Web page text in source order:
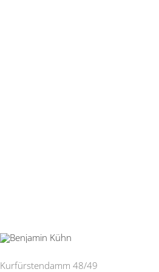
Kurfürstendamm 48/49